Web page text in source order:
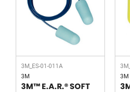
3M_ES-01-011A
3M
3M™ E.A.R.® SOFT
3M